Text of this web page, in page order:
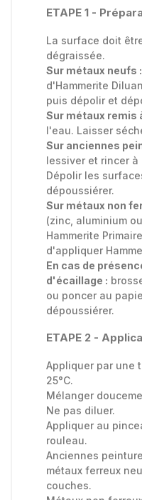
ETAPE 1 -
La surface doit
dégraissée.
Sur métaux neufs :
d'Hammerite
puis dépolir et
Sur métaux remis
l'eau. Laisser
Sur anciennes
lessiver et rincer à
Dépolir les
dépoussiérer.
Sur métaux non
(zinc, aluminium
Hammerite
d'appliquer
En cas de
d'écaillage :
ou poncer au
dépoussiérer.
ETAPE 2 -
Appliquer par une
25°C.
Mélanger
Ne pas diluer.
Appliquer au
rouleau.
Anciennes
métaux ferreux
couches.